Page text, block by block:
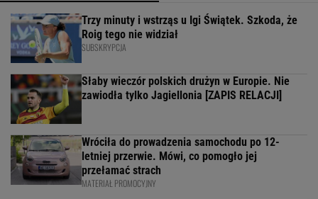
Trzy minuty i wstrząs u Igi Świątek. Szkoda, że
Roig tego nie widział
SUBSKRYPCJA
Słaby wieczór polskich drużyn w Europie. Nie
zawiodła tylko Jagiellonia [ZAPIS RELACJI]
Wróciła do prowadzenia samochodu po 12-
letniej przerwie. Mówi, co pomogło jej
przełamać strach
MATERIAŁ PROMOCYJNY